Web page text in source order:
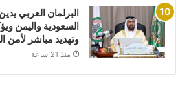
البرلمان العربي
السعودية واليمن
وتهديد مباشر لأمن
منذ 21 ساعة